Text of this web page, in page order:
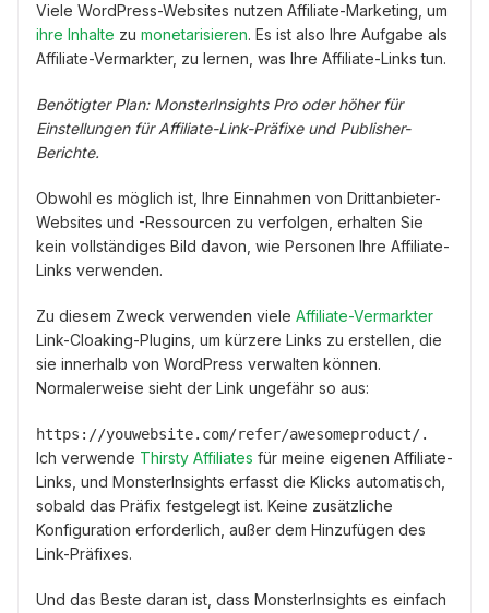
Viele WordPress-Websites nutzen Affiliate-Marketing, um
ihre Inhalte zu monetarisieren. Es ist also Ihre Aufgabe als
Affiliate-Vermarkter, zu lernen, was Ihre Affiliate-Links tun.
Benötigter Plan: MonsterInsights Pro oder höher für
Einstellungen für Affiliate-Link-Präfixe und Publisher-
Berichte.
Obwohl es möglich ist, Ihre Einnahmen von Drittanbieter-
Websites und -Ressourcen zu verfolgen, erhalten Sie
kein vollständiges Bild davon, wie Personen Ihre Affiliate-
Links verwenden.
Zu diesem Zweck verwenden viele Affiliate-Vermarkter
Link-Cloaking-Plugins, um kürzere Links zu erstellen, die
sie innerhalb von WordPress verwalten können.
Normalerweise sieht der Link ungefähr so aus:
https://youwebsite.com/refer/awesomeproduct/.
Ich verwende Thirsty Affiliates für meine eigenen Affiliate-
Links, und MonsterInsights erfasst die Klicks automatisch,
sobald das Präfix festgelegt ist. Keine zusätzliche
Konfiguration erforderlich, außer dem Hinzufügen des
Link-Präfixes.
Und das Beste daran ist, dass MonsterInsights es einfach